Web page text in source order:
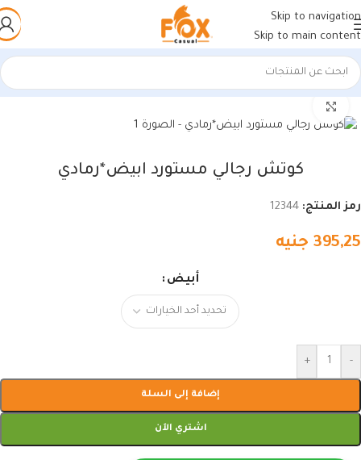
Skip to navigation
Skip to main content
الرئيسية/أحذية رجالي/كوتشي رجالي
كوتش رجالي مستورد ابيض*رمادي
رمز المنتج: 12344
395,25 جنيه
أبيض
-
+
إضافة إلى السلة
اشتري الآن